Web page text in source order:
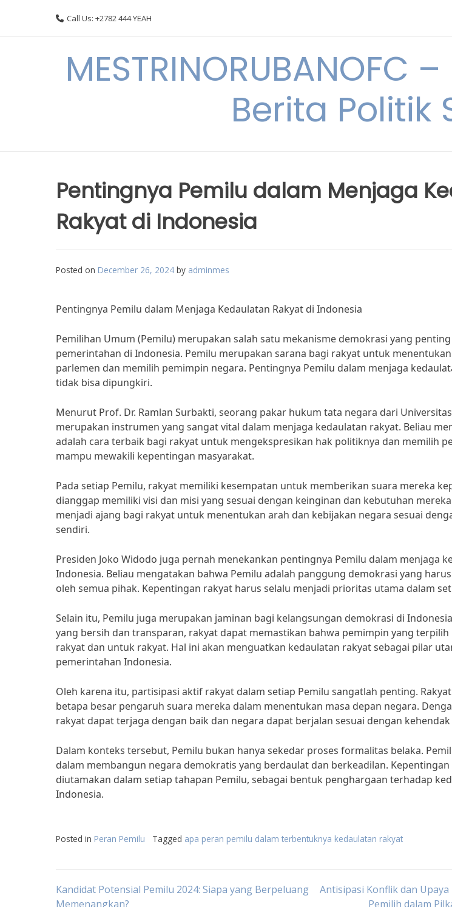
Call Us: +2782 444 YEAH
Berita Politik
Pentingnya Pemilu dalam Menjaga
Rakyat di Indonesia
Posted on December 26, 2024 by adminmes
Pentingnya Pemilu dalam Menjaga Kedaulatan Rakyat di Indonesia
Pemilihan Umum (Pemilu) merupakan salah satu mekanisme demokrasi yang
pemerintahan di Indonesia. Pemilu merupakan sarana bagi rakyat untuk
parlemen dan memilih pemimpin negara. Pentingnya Pemilu dalam menjaga
tidak bisa dipungkiri.
Menurut Prof. Dr. Ramlan Surbakti, seorang pakar hukum tata negara dari
merupakan instrumen yang sangat vital dalam menjaga kedaulatan rakyat. Beliau
adalah cara terbaik bagi rakyat untuk mengekspresikan hak politiknya dan memilih
mampu mewakili kepentingan masyarakat.
Pada setiap Pemilu, rakyat memiliki kesempatan untuk memberikan suara mereka
dianggap memiliki visi dan misi yang sesuai dengan keinginan dan kebutuhan
menjadi ajang bagi rakyat untuk menentukan arah dan kebijakan negara sesuai
sendiri.
Presiden Joko Widodo juga pernah menekankan pentingnya Pemilu dalam menjaga
Indonesia. Beliau mengatakan bahwa Pemilu adalah panggung demokrasi yang
oleh semua pihak. Kepentingan rakyat harus selalu menjadi prioritas utama dalam
Selain itu, Pemilu juga merupakan jaminan bagi kelangsungan demokrasi di
yang bersih dan transparan, rakyat dapat memastikan bahwa pemimpin yang
rakyat dan untuk rakyat. Hal ini akan menguatkan kedaulatan rakyat sebagai pilar
pemerintahan Indonesia.
Oleh karena itu, partisipasi aktif rakyat dalam setiap Pemilu sangatlah penting.
betapa besar pengaruh suara mereka dalam menentukan masa depan negara.
rakyat dapat terjaga dengan baik dan negara dapat berjalan sesuai dengan
Dalam konteks tersebut, Pemilu bukan hanya sekedar proses formalitas belaka.
dalam membangun negara demokratis yang berdaulat dan berkeadilan.
diutamakan dalam setiap tahapan Pemilu, sebagai bentuk penghargaan terhadap
Indonesia.
Posted in Peran Pemilu Tagged apa peran pemilu dalam terbentuknya kedaulatan rakyat
Post
Kandidat Potensial Pemilu 2024: Siapa yang Berpeluang
Memenangkan?
Antisipasi Konflik dan
Pemilih dalam